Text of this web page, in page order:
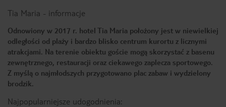
Tia Maria - informacje
Odnowiony w 2017 r. hotel Tia Maria położony jest w niewielkiej
odległości od plaży i bardzo blisko centrum kurortu z licznymi
atrakcjami. Na terenie obiektu goście mogą skorzystać z basenu
zewnętrznego, restauracji oraz ciekawego zaplecza sportowego.
Z myślą o najmłodszych przygotowano plac zabaw i wydzielony
brodzik.
Najpopularniejsze udogodnienia: